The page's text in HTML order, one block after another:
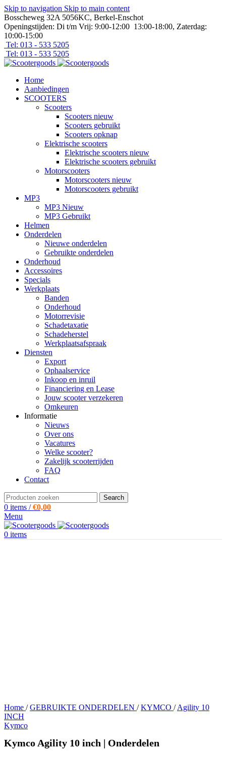
Skip to navigation Skip to main content
Bosscheweg 32A 5056KC, Berkel-Enschot
Openingstijden: Di t/m Vrij: 9:00-12:00 13:00-18:00, Zaterdag:
10:00-15:00
Tel: 013 - 533 5205
Tel: 013 - 533 5205
Home
Aanbiedingen
SCOOTERS
Scooters
Scooters nieuw
Scooters gebruikt
Scooters opknap
Elektrische scooters
Elektrische scooters nieuw
Elektrische scooters gebruikt
Motorscooters
Motorscooters nieuw
Motorscooters gebruikt
MP3
MP3 Nieuw
MP3 Gebruikt
Helmen
Onderdelen
Nieuwe onderdelen
Gebruikte onderdelen
Onderhoud
Accessoires
Specials
Werkplaats
Banden
Onderhoud
Motorrevisie
Schadetaxatie
Schadeherstel
Werkplaatsafspraak
Diensten
Export
Ophaalservice
Inkoop en inruil
Financiering en Lease
Jouw scooter verzekeren
Omkeuren
Informatie
Nieuws
Over ons
Vacatures
Welke scooter?
Zakelijk scooterrijden
FAQ
Contact
Search
0 items / €0,00
Menu
0 items
Home / GEBRUIKTE ONDERDELEN / KYMCO / Agility 10
INCH
Kymco
Kymco Agility 10 inch | Onderdelen